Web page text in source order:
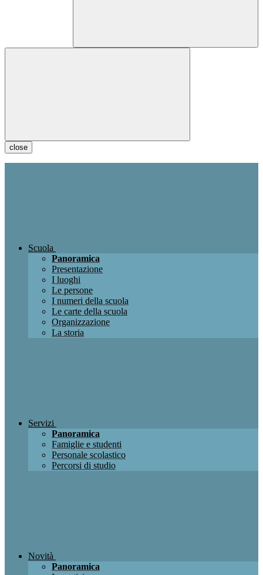
close
Scuola
Panoramica
Presentazione
I luoghi
Le persone
I numeri della scuola
Le carte della scuola
Organizzazione
La storia
Servizi
Panoramica
Famiglie e studenti
Personale scolastico
Percorsi di studio
Novità
Panoramica